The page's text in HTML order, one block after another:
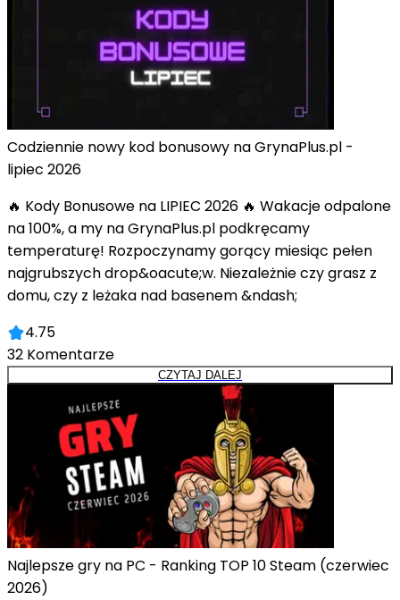
Codziennie nowy kod bonusowy na GrynaPlus.pl -
lipiec 2026
🔥 Kody Bonusowe na LIPIEC 2026 🔥 Wakacje odpalone
na 100%, a my na GrynaPlus.pl podkręcamy
temperaturę! Rozpoczynamy gorący miesiąc pełen
najgrubszych drop&oacute;w. Niezależnie czy grasz z
domu, czy z leżaka nad basenem &ndash;
4.75
32 Komentarze
CZYTAJ DALEJ
Najlepsze gry na PC - Ranking TOP 10 Steam (czerwiec
2026)